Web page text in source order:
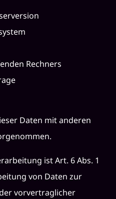
Rechners
Daten mit anderen
ist Art. 6 Abs. 1
von Daten zur
vorvertraglicher